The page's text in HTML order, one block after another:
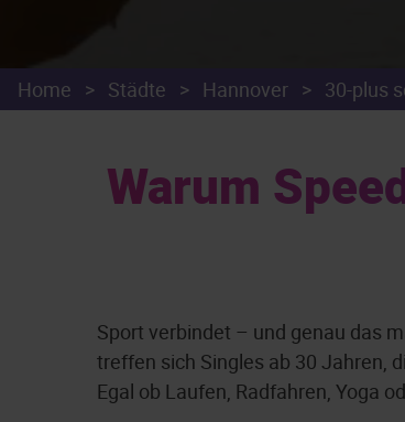
Home > Städte > Hannover > 30-plus
Warum
Sport verbindet – und genau das
treffen sich Singles ab 30 Jahren,
Egal ob Laufen, Radfahren, Yoga